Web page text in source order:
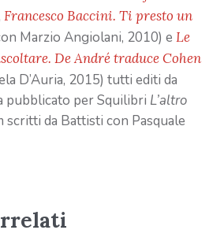
Francesco Baccini. Ti presto un
Marzio Angiolani, 2010) e Le
De André traduce Cohen
D’Auria, 2015) tutti editi da
pubblicato per Squilibri L’altro
scritti da Battisti con Pasquale